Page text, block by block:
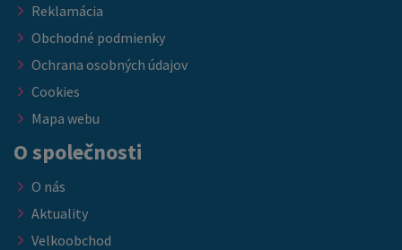
Reklamácia
Obchodné podmienky
Ochrana osobných údajov
Cookies
Mapa webu
O společnosti
O nás
Aktuality
Velkoobchod